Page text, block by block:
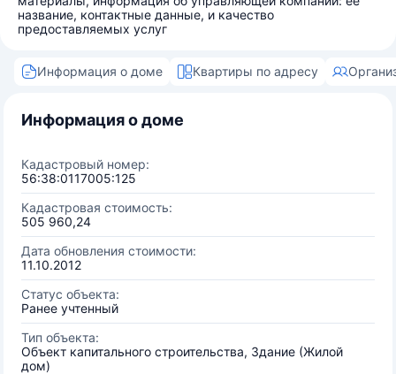
название, контактные данные, и качество
предоставляемых услуг
Информация о доме Квартиры по адресу
Информация о доме
Кадастровый номер:
56:38:0117005:125
Кадастровая стоимость:
505 960,24
Дата обновления стоимости:
11.10.2012
Статус объекта:
Ранее учтенный
Тип объекта:
Объект капитального строительства, Здание (Жилой
дом)